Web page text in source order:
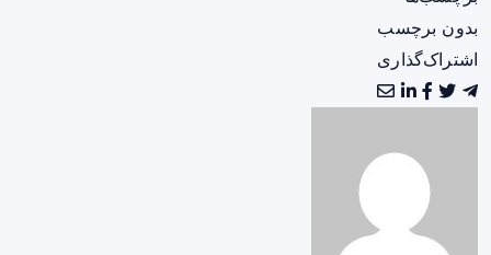
بدون برچسب
اشتراک‌گذاری